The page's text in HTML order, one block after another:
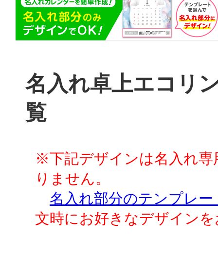
名入れ卓上エコリ
覧
※下記デザインは名入れ
りません。
名入れ部分のテンプレー
文時にお好きなデザイン